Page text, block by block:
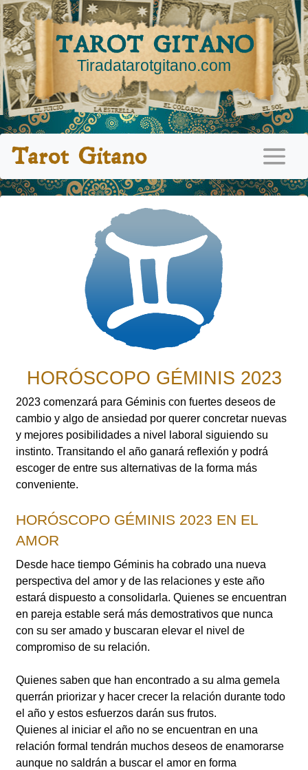
TAROT GITANO
Tiradatarotgitano.com
Tarot Gitano
HORÓSCOPO GÉMINIS 2023
2023 comenzará para Géminis con fuertes deseos de
cambio y algo de ansiedad por querer concretar nuevas
y mejores posibilidades a nivel laboral siguiendo su
instinto. Transitando el año ganará reflexión y podrá
escoger de entre sus alternativas de la forma más
conveniente.
HORÓSCOPO GÉMINIS 2023 EN EL
AMOR
Desde hace tiempo Géminis ha cobrado una nueva
perspectiva del amor y de las relaciones y este año
estará dispuesto a consolidarla. Quienes se encuentran
en pareja estable será más demostrativos que nunca
con su ser amado y buscaran elevar el nivel de
compromiso de su relación.
Quienes saben que han encontrado a su alma gemela
querrán priorizar y hacer crecer la relación durante todo
el año y estos esfuerzos darán sus frutos.
Quienes al iniciar el año no se encuentran en una
relación formal tendrán muchos deseos de enamorarse
aunque no saldrán a buscar el amor en forma